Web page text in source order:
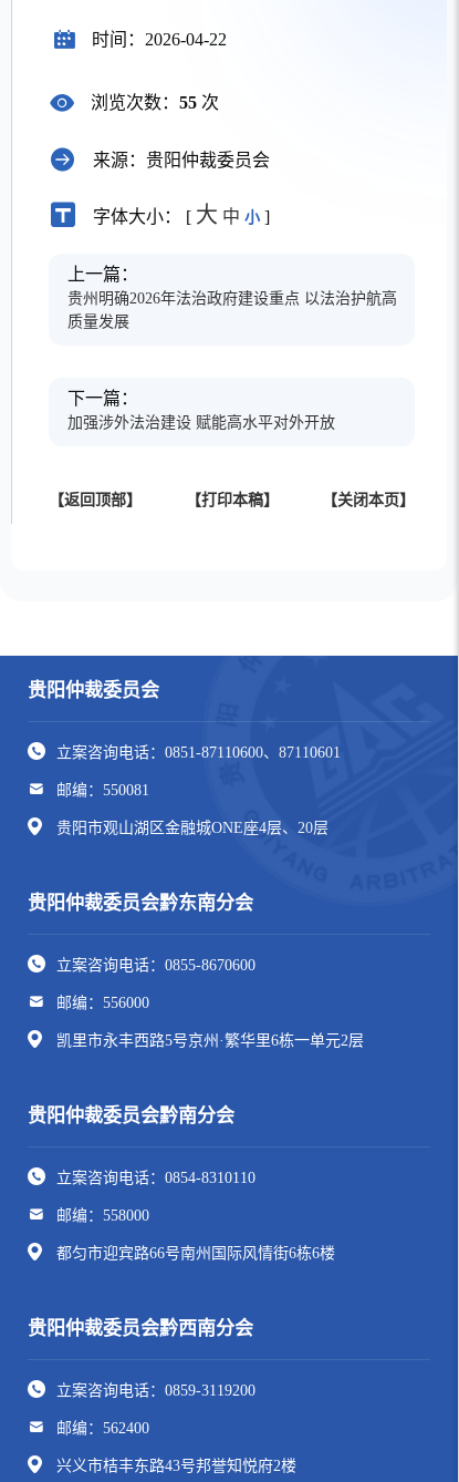
时间：2026-04-22
浏览次数：55 次
来源：贵阳仲裁委员会
字体大小： [ 大 中 小]
上一篇：
贵州明确2026年法治政府建设重点 以法治护航高
质量发展
下一篇：
加强涉外法治建设 赋能高水平对外开放
【返回顶部】 【打印本稿】 【关闭本页】
贵阳仲裁委员会
立案咨询电话：0851-87110600、87110601
邮编：550081
贵阳市观山湖区金融城ONE座4层、20层
贵阳仲裁委员会黔东南分会
立案咨询电话：0855-8670600
邮编：556000
凯里市永丰西路5号京州·繁华里6栋一单元2层
贵阳仲裁委员会黔南分会
立案咨询电话：0854-8310110
邮编：558000
都匀市迎宾路66号南州国际风情街6栋6楼
贵阳仲裁委员会黔西南分会
立案咨询电话：0859-3119200
邮编：562400
兴义市桔丰东路43号邦誉知悦府2楼